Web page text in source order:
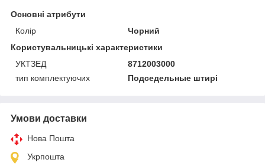
Основні атрибути
Колір
Чорний
Користувальницькі характеристики
УКТЗЕД
8712003000
тип комплектуючих
Подседельные штирі
Умови доставки
Нова Пошта
Укрпошта